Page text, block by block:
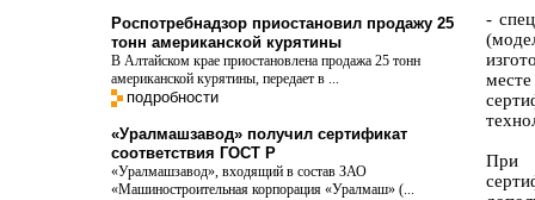
Роспотребнадзор приостановил продажу 25
тонн американской курятины
В Алтайском крае приостановлена продажа 25 тонн
американской курятины, передает в ...
подробности
«Уралмашзавод» получил сертификат
соответствия ГОСТ Р
«Уралмашзавод», входящий в состав ЗАО
«Машиностроительная корпорация «Уралмаш» (...
-
При